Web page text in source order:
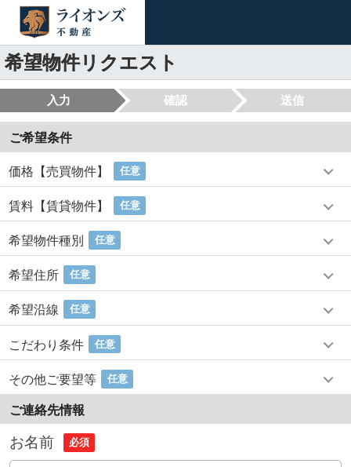
希望物件リクエスト
入力 確認 送信
ご希望条件
価格【売買物件】 任意
賃料【賃貸物件】 任意
希望物件種別 任意
希望住所 任意
希望沿線 任意
こだわり条件 任意
その他ご要望等 任意
ご連絡先情報
お名前 必須